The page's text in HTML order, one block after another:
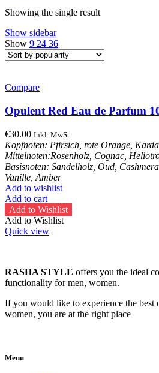
Showing the single result
Show sidebar
Show 9 24 36
Compare
€30.00 Inkl. MwSt
Kopfnoten: Pfirsich, rote Orange,
Mittelnoten:Rosenholz, Cognac,
Basisnoten: Sandelholz, Oud,
Vanille, Amber
Add to wishlist
Add to cart
Add to Wishlist
Add to Wishlist
Quick view
RASHA STYLE offers you the ideal
functionality for men, women.
If you would like to experience the best
women, you are at the right place
Menu